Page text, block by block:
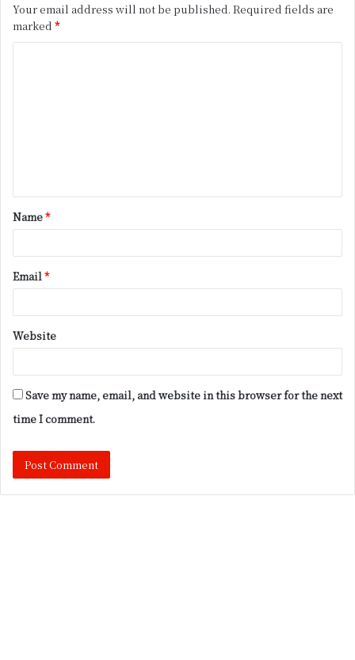
Your email address will not be published. Required fields are
marked *
t
*
Name*
Email*
Website
Save my name, email, and website in this browser for the next
time I comment.